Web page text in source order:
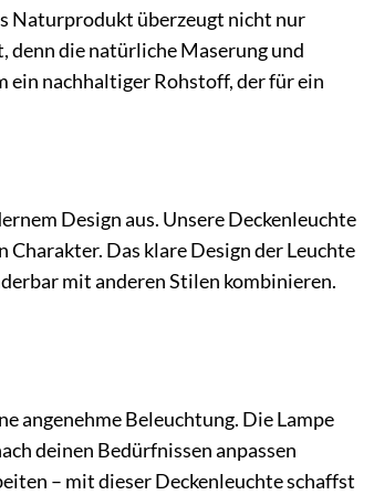
Naturprodukt überzeugt nicht nur
denn die natürliche Maserung und
ein nachhaltiger Rohstoff, der für ein
Design aus. Unsere Deckenleuchte
Das klare Design der Leuchte
mit anderen Stilen kombinieren.
angenehme Beleuchtung. Die Lampe
deinen Bedürfnissen anpassen
– mit dieser Deckenleuchte schaffst